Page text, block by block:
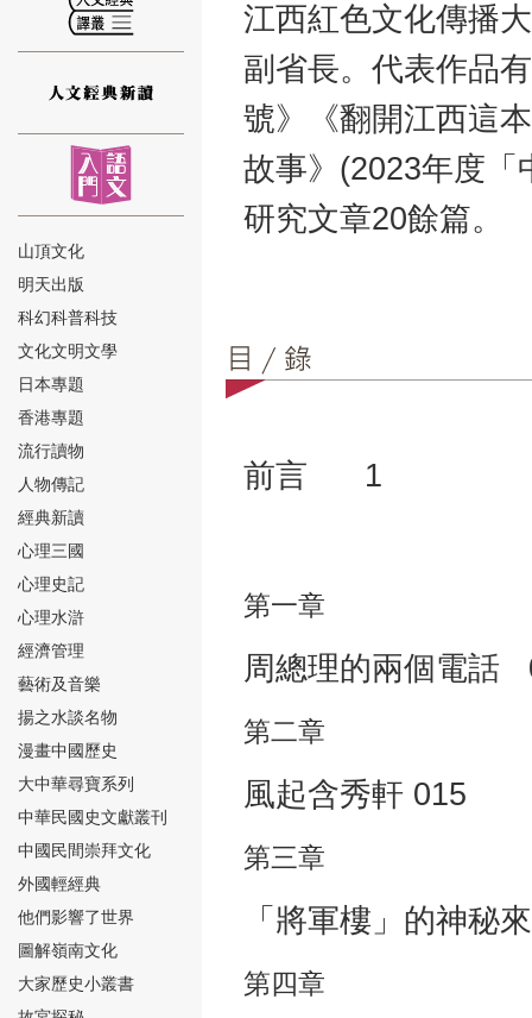
⑫
⑬
⑭
⑮
⑯
山頂文化
明天出版
科幻科普科技
文化文明文學
日本專題
香港專題
流行讀物
人物傳記
經典新讀
心理三國
心理史記
心理水滸
經濟管理
藝術及音樂
揚之水談名物
漫畫中國歷史
大中華尋寶系列
中華民國史文獻叢刊
中國民間崇拜文化
外國輕經典
他們影響了世界
圖解嶺南文化
大家歷史小叢書
江西紅色文化傳播
副省長。代表作品
號》《翻開江西這
故事》(2023年度「
研究文章20餘篇。
前言 1
第一章
周總理的兩個電話
第二章
風起含秀軒 015
第三章
「將軍樓」的神秘
第四章